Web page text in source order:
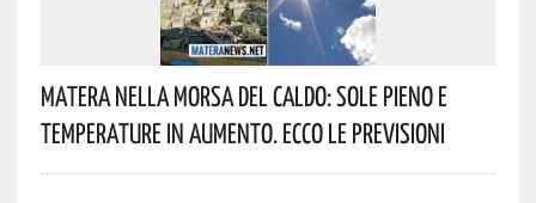
Matera Nella Morsa Del Caldo: Sole Pieno E
Temperature In Aumento. Ecco Le Previsioni